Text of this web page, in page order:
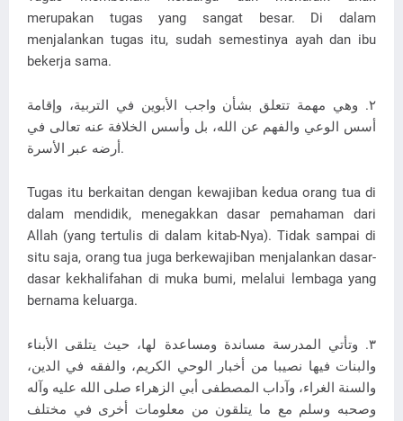
merupakan tugas yang sangat besar. Di dalam
menjalankan tugas itu, sudah semestinya ayah dan ibu
bekerja sama.
٢. وهي مهمة تتعلق بشأن واجب الأبوين في التربية، وإقامة
أسس الوعي والفهم عن الله، بل وأسس الخلافة عنه تعالى في
أرضه عبر الأسرة.
Tugas itu berkaitan dengan kewajiban kedua orang tua di
dalam mendidik, menegakkan dasar pemahaman dari
Allah (yang tertulis di dalam kitab-Nya). Tidak sampai di
situ saja, orang tua juga berkewajiban menjalankan dasar-
dasar kekhalifahan di muka bumi, melalui lembaga yang
bernama keluarga.
٣. وتأتي المدرسة مساندة ومساعدة لها، حيث يتلقى الأبناء
والبنات فيها نصيبا من أخبار الوحي الكريم، والفقه في الدين،
والسنة الغراء، وآداب المصطفى أبي الزهراء صلى الله عليه وآله
وصحبه وسلم مع ما يتلقون من معلومات أخرى في مختلف